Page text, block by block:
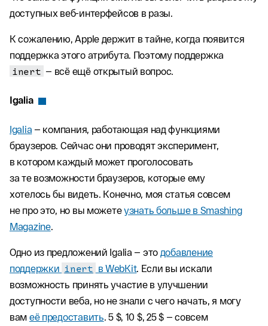
доступных веб-интерфейсов в разы.
К сожалению, Apple держит в тайне, когда появится
поддержка этого атрибута. Поэтому поддержка
inert — всё ещё открытый вопрос.
Igalia
Igalia — компания, работающая над функциями
браузеров. Сейчас они проводят эксперимент,
в котором каждый может проголосовать
за те возможности браузеров, которые ему
хотелось бы видеть. Конечно, моя статья совсем
не про это, но вы можетеузнать больше в Smashing
Magazine.
Одно из предложений Igalia — это добавление
поддержки inert в WebKit. Если вы искали
возможность принять участие в улучшении
доступности веба, но не знали с чего начать, я могу
вам её предоставить . 5 $, 10 $, 25 $ — совсем